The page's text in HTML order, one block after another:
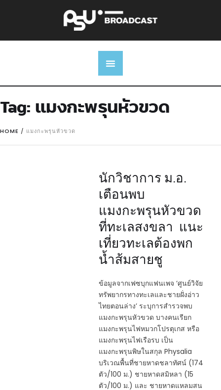
Tag: แมงกะพรุนหัวขวด
HOME / แมงกะพรุนหัวขวด
นักวิชาการ ม.อ.
เตือนพบ
แมงกะพรุนหัวขวด
ที่ทะเลสงขลา แนะ
เที่ยวทะเลต้องพก
น้ำส้มสายชู
ข้อมูลจากเฟซบุกแฟนเพจ ‘ศูนย์วิจัย
ทรัพยากรทางทะเลและชายฝั่งอ่าว
ไทยตอนล่าง’ ระบุการสำรวจพบ
แมงกะพรุนหัวขวด บางคนเรียก
แมงกะพรุนไฟหมวกโปรตุเกส หรือ
แมงกะพรุนไฟเรือรบ เป็น
แมงกะพรุนพิษในสกุล Physalia
บริเวณพื้นที่ชายหาดชลาทัศน์ (174
ตัว/100 ม.) ชายหาดสมิหลา (15
ตัว/100 ม.) และ ชายหาดแหลมสน